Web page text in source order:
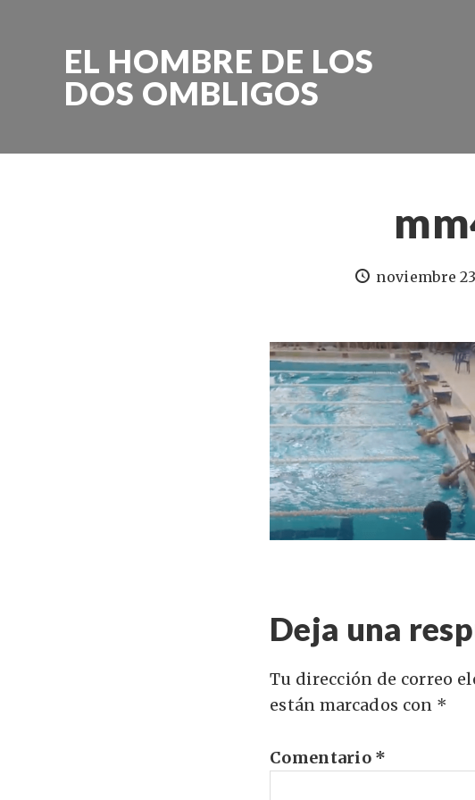
EL HOMBRE DE LOS
DOS OMBLIGOS
noviembre
Deja una
Tu dirección de correo
están marcados con *
Comentario *